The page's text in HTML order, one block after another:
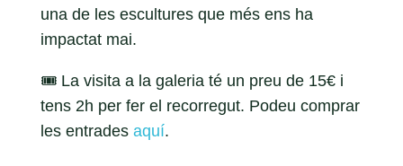
una de les escultures que més ens ha
impactat mai.
🎟️ La visita a la galeria té un preu de 15€ i
tens 2h per fer el recorregut. Podeu comprar
les entrades aquí.